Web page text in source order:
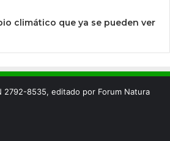
climático que ya se pueden ver
2792-8535, editado por Forum Natura